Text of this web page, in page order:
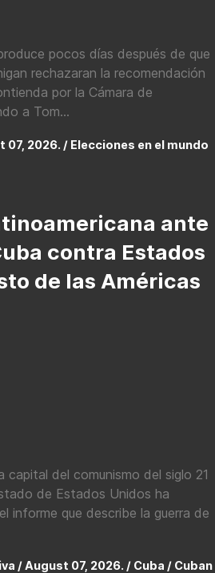
pocos días después de que
rechazaran la recomendación
por la Cámara de
a Tom...
07, 2026. / Elecciones en el mundo
ante
contra Estados
de las Américas
capital del comunismo del siglo 21
de Estados Unidos ha
informe que describe la guerra de
/ August 07, 2026. / Cuba / Cuban